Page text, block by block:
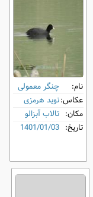
نام:
چنگر معمولی
عکاس:نوید هرمزی
مکان: تالاب آبزالو
تاریخ: 1401/01/03